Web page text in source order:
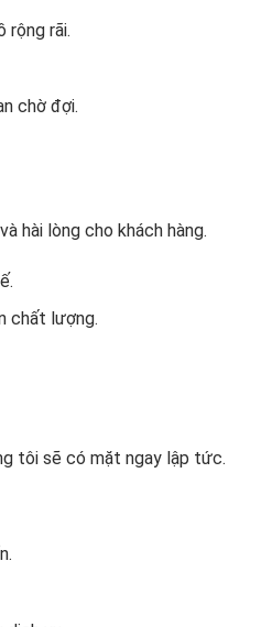
rộng rãi.
chờ đợi.
hài lòng cho khách hàng.
chất lượng.
tôi sẽ có mặt ngay lập tức.